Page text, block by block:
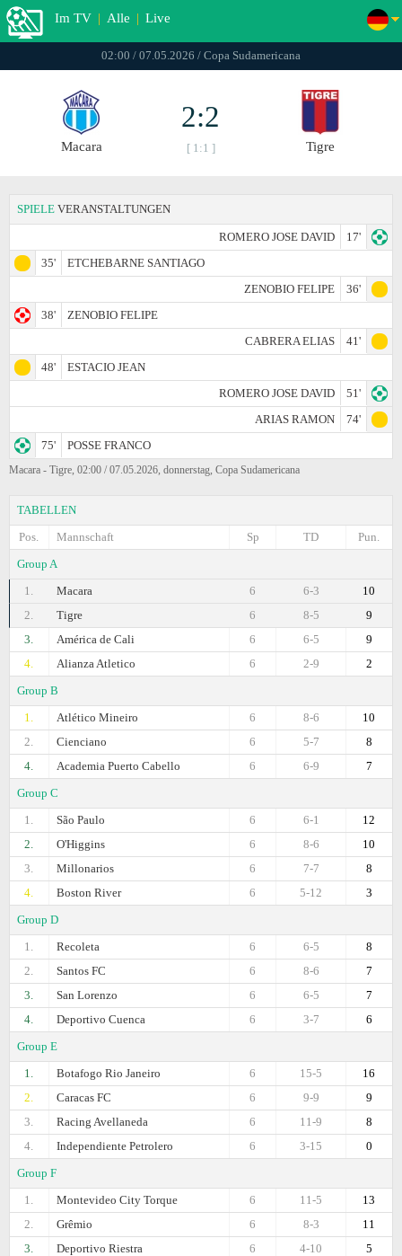
Im TV | Alle | Live
02:00 / 07.05.2026 / Copa Sudamericana
Macara
2:2
[ 1:1 ] Tigre
SPIELE VERANSTALTUNGEN
ROMERO JOSE DAVID
17'
35'
ETCHEBARNE SANTIAGO
ZENOBIO FELIPE
36'
38'
ZENOBIO FELIPE
CABRERA ELIAS
41'
48'
ESTACIO JEAN
ROMERO JOSE DAVID
51'
ARIAS RAMON
74'
75'
POSSE FRANCO
Macara - Tigre, 02:00 / 07.05.2026, donnerstag, Copa Sudamericana
TABELLEN
Pos.
Mannschaft Pun.
TD
Sp
Group A
1.
Macara 10
6-3
6
2.
Tigre 9
8-5
6
3.
América de Cali 9
6-5
6
4.
Alianza Atletico 2
2-9
6
Group B
1.
Atlético Mineiro 10
8-6
6
2.
Cienciano 8
5-7
6
4.
Academia Puerto Cabello 7
6-9
6
Group C
1.
São Paulo 12
6-1
6
2.
O'Higgins 10
8-6
6
3.
Millonarios 8
7-7
6
4.
Boston River 3
5-12
6
Group D
1.
Recoleta 8
6-5
6
2.
Santos FC 7
8-6
6
3.
San Lorenzo 7
6-5
6
4.
Deportivo Cuenca 6
3-7
6
Group E
1.
Botafogo Rio Janeiro 16
15-5
6
2.
Caracas FC 9
9-9
6
3.
Racing Avellaneda 8
11-9
6
4.
Independiente Petrolero 0
3-15
6
Group F
1.
Montevideo City Torque 13
11-5
6
2.
Grêmio 11
8-3
6
3.
Deportivo Riestra 5
4-10
6